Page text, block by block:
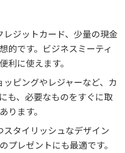
レジットカード、少量の現金
的です。ビジネスミーティ
利に使えます。
ッピングやレジャーなど、カ
も、必要なものをすぐに取
ります。
スタイリッシュなデザイン
プレゼントにも最適です。